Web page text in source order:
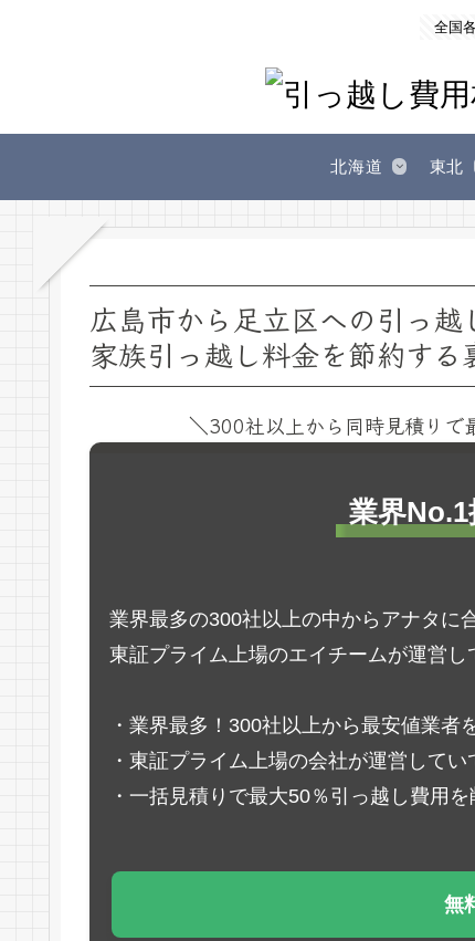
全国
北海道 東北
広島市から足立区への引っ
家族引っ越し料金を節約する
＼300社以上から同時見積りで
業界
業界最多の300社以上の中からアナタに
東証プライム上場のエイチームが運営し
・業界最多！300社以上から最安値業者
・東証プライム上場の会社が運営してい
・一括見積りで最大50％引っ越し費用を
無